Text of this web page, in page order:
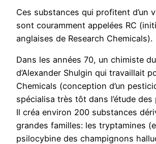
Ces substances qui profitent d’un
sont couramment appelées RC
anglaises de Research Chemicals).
Dans les années 70, un chimiste
d’Alexander Shulgin qui travaillait
Chemicals (conception d’un
spécialisa très tôt dans l’étude
Il créa environ 200 substances
grandes familles: les tryptamines
psilocybine des champignons